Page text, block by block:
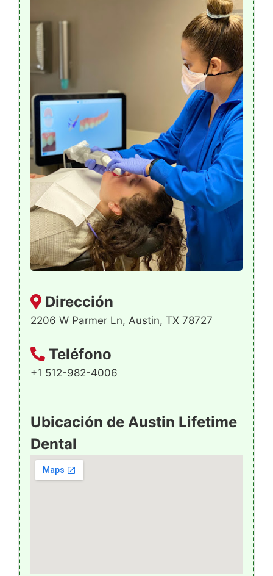
Dirección
2206 W Parmer Ln, Austin, TX 78727
Teléfono
+1 512-982-4006
Ubicación de Austin Lifetime
Dental